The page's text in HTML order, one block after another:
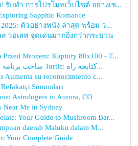
รับทำ การโปรโมทเว็บไซต์ อย่างเช...
Sapphic Romance
ตัวอย่างหนัง ล่าสุด พร้อม ว...
วอเลท จุดเด่นมากยิ่งกว่ากระบวน
Przed Mrozem: Kaptury 80x100 - T...
ساخت برنامه سینه با پایتون و Turtle: کتابچه راه...
Aumenta su reconocimiento c...
Sunumları
Astrologers in Aurora, CO
Near Me in Sydney
Your Guide to Mushroom Bar...
daerah Maluku dalam M...
Your Complete Guide